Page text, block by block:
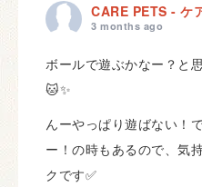
CARE PETS - ケ
3 months ago
ボールで遊ぶかなー？と
🐱✨
んーやっぱり遊ばない！
ー！の時もあるので、気
クです✅